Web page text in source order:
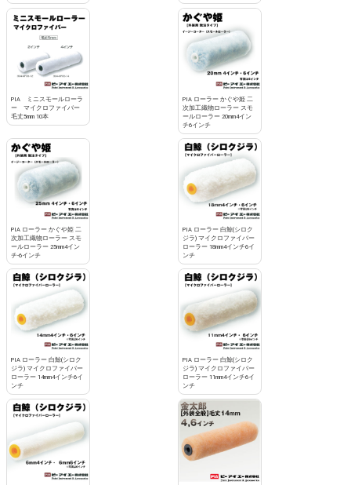
PIA ミニスモールローラ
ー マイクロファイバー
毛丈5mm 10本
PIA ローラー かぐや姫 二
次加工織物ローラー スモ
ールローラー 20mm4イン
チ6インチ
PIA ローラー かぐや姫 二
次加工織物ローラー スモ
ールローラー 25mm4イン
チ-6インチ
PIA ローラー 白鯨(シロク
ジラ) マイクロファイバー
ローラー 18mm4インチ6イ
ンチ
PIA ローラー 白鯨(シロク
ジラ) マイクロファイバー
ローラー 14mm4インチ6イ
ンチ
PIA ローラー 白鯨(シロク
ジラ) マイクロファイバー
ローラー 11mm4インチ6イ
ンチ